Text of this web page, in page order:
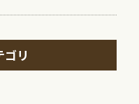
ゴリ